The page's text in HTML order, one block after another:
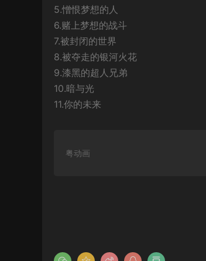
5.憎恨梦想的人
6.赌上梦想的战斗
7.被封闭的世界
8.被夺走的银河火花
9.漆黑的超人兄弟
10.暗与光
11.你的未来
粤动画